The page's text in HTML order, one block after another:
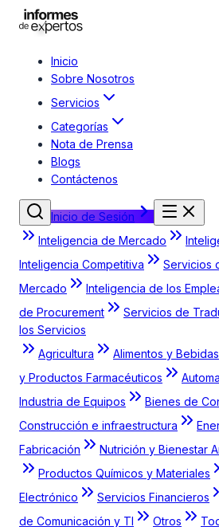
Inicio
Sobre Nosotros
Servicios
Categorías
Nota de Prensa
Blogs
Contáctenos
Inicio de Sesión
Inteligencia de Mercado
Inteligencia Competitiva
Servicios
Mercado
Inteligencia de los
de Procurement
Servicios de
los Servicios
Agricultura
Alimentos y Bebidas
y Productos Farmacéuticos
Industria de Equipos
Bienes de
Construcción e infraestructura
Fabricación
Nutrición y Bienestar
Productos Químicos y Materiales
Electrónico
Servicios Financieros
de Comunicación y TI
Otros